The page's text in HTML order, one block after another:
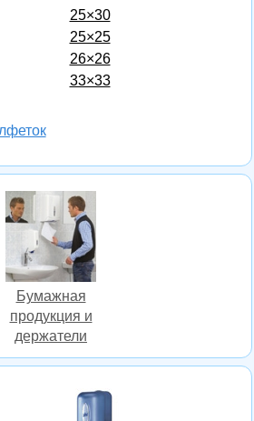
25×30
25×25
26×26
33×33
Бумажная
продукция и
держатели